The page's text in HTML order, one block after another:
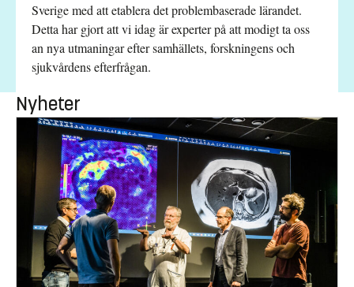
Sverige med att etablera det problembaserade lärandet.
Detta har gjort att vi idag är experter på att modigt ta oss
an nya utmaningar efter samhällets, forskningens och
sjukvårdens efterfrågan.
Nyheter